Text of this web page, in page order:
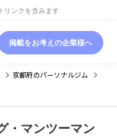
リンクを含みます
掲載をお考えの企業様へ
京都府のパーソナルジム
・マンツーマン